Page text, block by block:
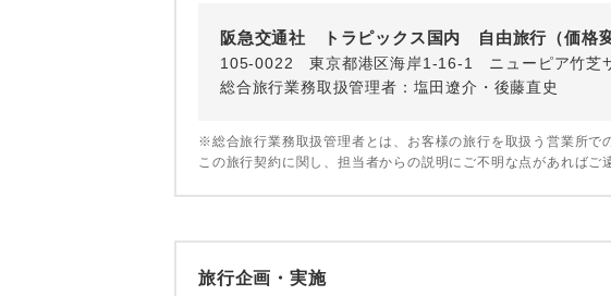
阪急交通社 トラピックス国内 自由旅行（価格変
105-0022 東京都港区海岸1-16-1 ニューピア竹芝
総合旅行業務取扱管理者：塩田遼介・後藤直史
※総合旅行業務取扱管理者とは、お客様の旅行を取扱う営業所で
この旅行契約に関し、担当者からの説明にご不明な点があればご
旅行企画・実施